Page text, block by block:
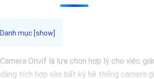
Camera Onvif là lựa chọn hợp lý cho việc
dàng tích hợp vào bất kỳ hệ thống camera